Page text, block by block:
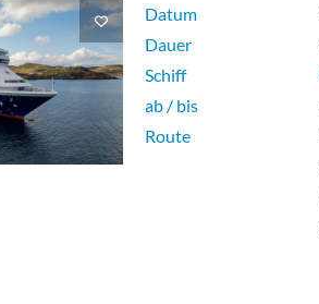
Datum
Dauer
Schiff
ab / bis
Route